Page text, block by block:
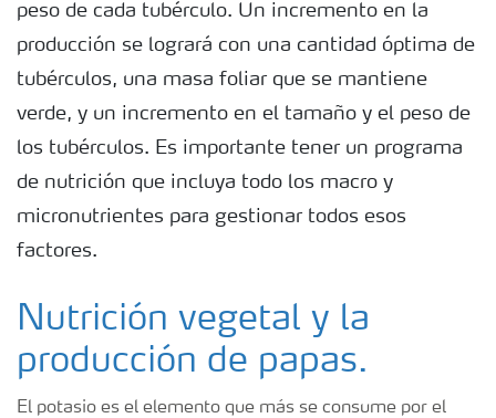
Deficiencia de nutrientes en cultivos
peso de cada tubérculo. Un incremento en la
producción se logrará con una cantidad óptima de
tubérculos, una masa foliar que se mantiene
verde, y un incremento en el tamaño y el peso de
los tubérculos. Es importante tener un programa
de nutrición que incluya todo los macro y
micronutrientes para gestionar todos esos
factores.
Nutrición vegetal y la
producción de papas.
El potasio es el elemento que más se consume por el